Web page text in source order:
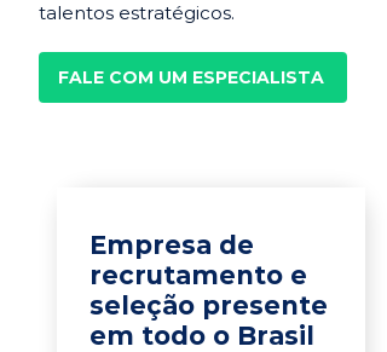
talentos estratégicos.
FALE COM UM ESPECIALISTA
Empresa de
recrutamento e
seleção presente
em todo o Brasil